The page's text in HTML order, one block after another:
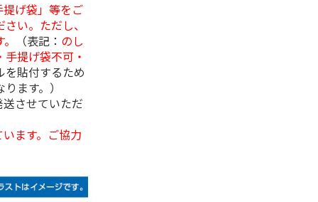
げ袋」等をご
い。ただし、
（表記： のし
提げ袋不可・
を貼付するため
ます。）
させていただ
ます。ご協力